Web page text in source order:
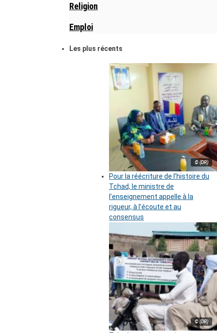
Religion
Emploi
Les plus récents
© (DR)
Pour la réécriture de l’histoire du
Tchad, le ministre de
l’enseignement appelle à la
rigueur, à l’écoute et au
consensus
© (DR)